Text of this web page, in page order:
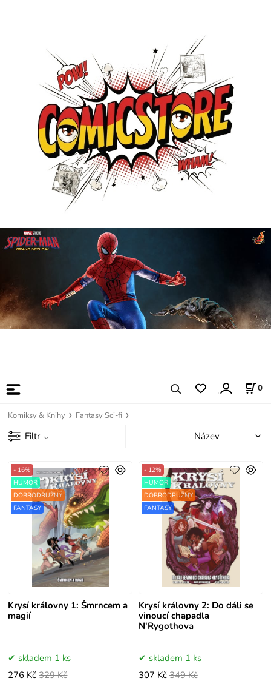
0
Komiksy & Knihy Fantasy Sci-fi
Filtr
Krysí královny 1: Šmrncem a
magií
- 16%
HUMOR
DOBRODRUŽNÝ
FANTASY
skladem 1 ks
276 Kč 329 Kč
Krysí královny 2: Do dáli se
vinoucí chapadla
N'Rygothova
- 12%
HUMOR
DOBRODRUŽNÝ
FANTASY
skladem 1 ks
307 Kč 349 Kč